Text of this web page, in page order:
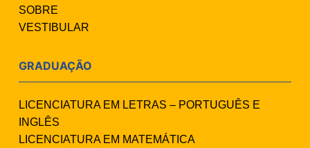
SOBRE
VESTIBULAR
GRADUAÇÃO
LICENCIATURA EM LETRAS – PORTUGUÊS E
INGLÊS
LICENCIATURA EM MATEMÁTICA